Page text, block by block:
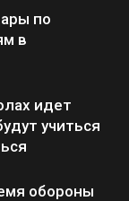
по
в
идет
учиться
обороны